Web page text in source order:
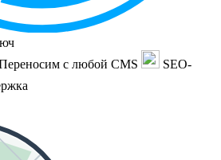
с любой CMS
SEO-